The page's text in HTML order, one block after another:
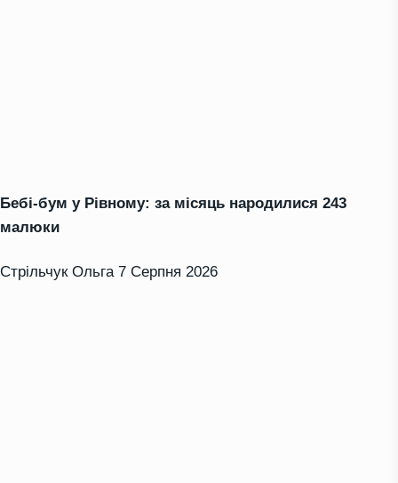
Бебі-бум у Рівному: за місяць народилися 243
малюки
Стрільчук Ольга 7 Серпня 2026